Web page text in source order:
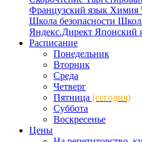
Французский язык Химия
Школа безопасности
Яндекс.Директ Японский
Расписание
Понедельник
Вторник
Среда
Четверг
Пятница (сегодня)
Суббота
Воскресенье
Цены